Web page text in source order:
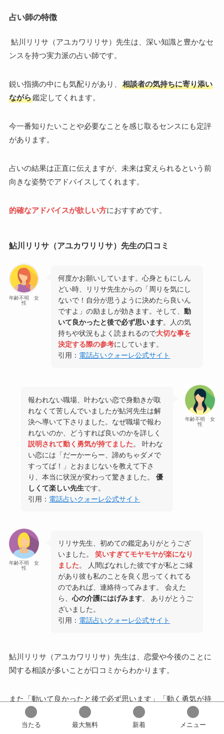
占い師の特徴
鮎川リリサ（アユカワリリサ）先生は、深い知識と豊かなセ
ンスを持つ実力派の占い師です。
鋭い指摘の中にも気配りがあり、
相談者の気持ちに寄り添い
ながら鑑定してくれます。
今一番知りたいことや必要なことを感じ取るセンスにも定評
があります。
占いの結果は正直に伝えますが、未来は変えられるという前
向きな姿勢でアドバイスしてくれます。
的確なアドバイスが欲しい方におすすめです。
鮎川リリサ（アユカワリリサ）先生の口コミ
年齢不明 女
性
何度かお願いしています。心身ともにしん
どい時、リリサ先生からの「周りを気にし
ないで！自分が思うように決めたら良いん
ですよ」の励ましが効きます。そして、動
いて良かったと後で必ず思います。人の気
持ちや状況もよく読まれるので大切な事を
決定する際の参考にしています。
引用： 電話占いクォーレ公式サイト
年齢不明 女
性
報われない職場、叶わない恋で身動きが取
れなくて苦しんでいましたが鮎河先生は解
決へ導いて下さりました。なぜ職場で報わ
れないのか、どうすれば良いのかを詳しく
説明されて動く勇気が持てました。 叶わな
い恋には「だーかーらー、諦めちゃダメで
すってば！」とおまじないを教えて下さ
り、本当に状況が変わって驚きました。優
しくて楽しい先生です。
引用： 電話占いクォーレ公式サイト
年齢不明 女
性
リリサ先生、初めての鑑定ありがとうござ
いました。
笑いすぎてモヤモヤが楽になり
ました。 人間ばなれした彼ですが私とご縁
があり彼も私のことを良く思ってくれてる
のであれば、連絡待ってみます。 会えた
ら、心の介護にはげみます。 ありがとうご
ざいました。
引用： 電話占いクォーレ公式サイト
鮎川リリサ（アユカワリリサ）先生は、恋愛や今後のことに
関する相談が多いことが口コミからわかります。
また「動いて良かったと後で必ず思います」「動く勇気が持
てました」と行動するために後押ししてくれたことが嬉しい
と評判です。
当たる 最大無料 新着 メニュー